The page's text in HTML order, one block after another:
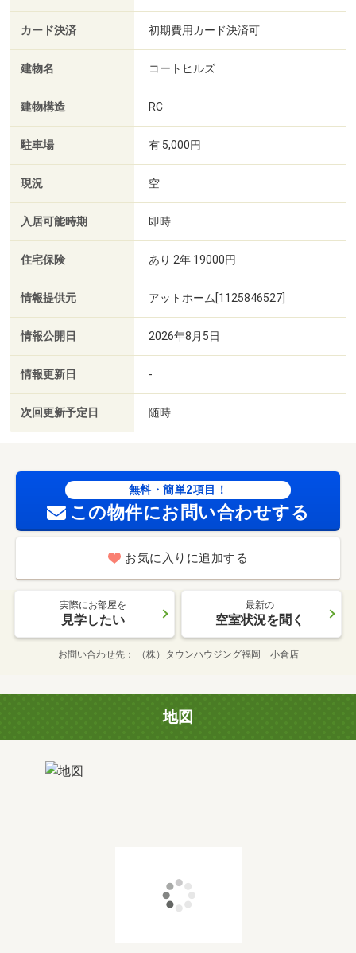
カード決済 初期費用カード決済可
建物名 コートヒルズ
建物構造 RC
駐車場 有 5,000円
現況 空
入居可能時期 即時
住宅保険 あり 2年 19000円
情報提供元 アットホーム[1125846527]
情報公開日 2026年8月5日
情報更新日 -
次回更新予定日 随時
無料・簡単2項目！
この物件にお問い合わせする
お気に入りに追加する
実際にお部屋を
見学したい
最新の
空室状況を聞く
お問い合わせ先 （株）タウンハウジング福岡 小倉店
地図